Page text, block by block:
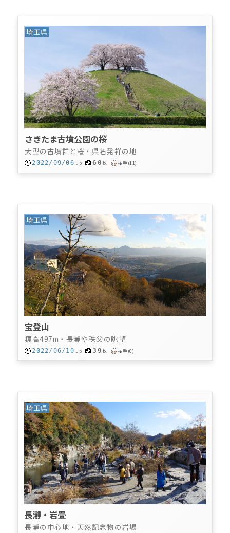
埼玉県
さきたま古墳公園の桜
大型の古墳群と桜・県名発祥の地
2022/09/06 up 60枚 拍手(11)
埼玉県
宝登山
標高497m・長瀞や秩父の眺望
2022/06/10 up 39枚 拍手(0)
埼玉県
長瀞・岩畳
長瀞の中心地・天然記念物の岩場